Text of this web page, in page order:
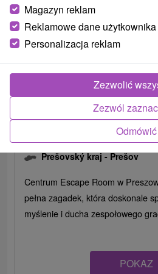
PanIQ Room Prešov
Prešovský kraj -Prešov
Centrum Escape Room w
pełna zagadek, która doskonale
myślenie i ducha zespołowego
POKAZ
Magazyn reklam
Reklamowe dane użytkownika
Personalizacja reklam
Odmówić
Zezwól
Zezwolić